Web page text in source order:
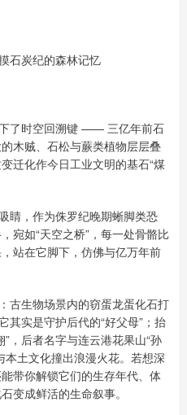
石炭纪的森林记忆
了时空回溯键 —— 三亿年前石
木贼、石松与蕨类植物层层叠
迁化作今日工业文明的基石“煤
睛，作为侏罗纪晚期蜥脚类恐
宛如“天空之桥”，每一处骨骼比
站在它脚下，仿佛与亿万年前
古生物场景内的窃蛋龙蛋化石打
其实是守护后代的“好父母”；抬
，后者名字与连云港花果山“孙
土文化撞出浪漫火花。若想深
带你解锁它们的生存年代、体
变成鲜活的生命叙事。